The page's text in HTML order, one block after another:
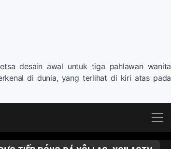
desain awal untuk tiga pahlawan wanita
di dunia, yang terlihat di kiri atas pada